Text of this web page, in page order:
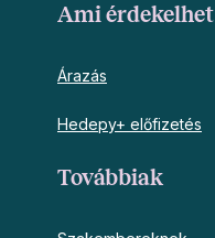
Ami érdekelhet
Árazás
Hedepy+ előfizetés
Továbbiak